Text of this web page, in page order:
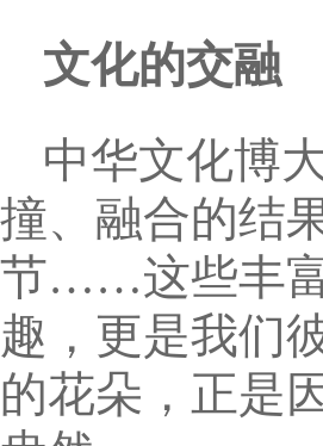
文化的交融
中华文化博
撞、融合的结
节……这些丰富
趣，更是我们
的花朵，正是